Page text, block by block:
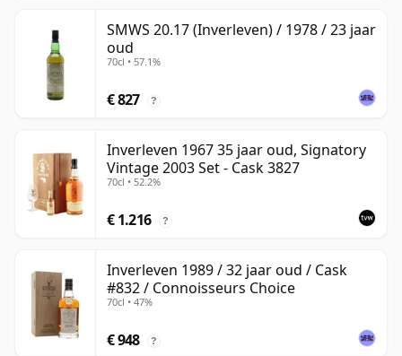
SMWS 20.17 (Inverleven) / 1978 / 23 jaar
oud
70cl • 57.1%
€ 827 ?
Inverleven 1967 35 jaar oud, Signatory
Vintage 2003 Set - Cask 3827
70cl • 52.2%
€ 1.216 ?
Inverleven 1989 / 32 jaar oud / Cask
#832 / Connoisseurs Choice
70cl • 47%
€ 948 ?